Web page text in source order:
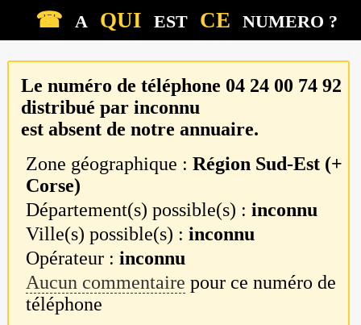
☎ A QUI EST CE NUMERO ?
Le numéro de téléphone 04 24 00 74 92
distribué par inconnu
est absent de notre annuaire.
Zone géographique :Région Sud-Est (+
Corse)
Département(s) possible(s) :inconnu
Ville(s) possible(s) :inconnu
Opérateur :inconnu
Aucun commentaire pour ce numéro de
téléphone